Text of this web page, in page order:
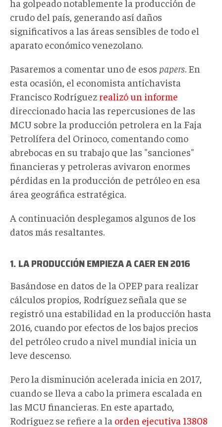
ha golpeado notablemente la producción de
crudo del país, generando así daños
significativos a las áreas sensibles de todo el
aparato económico venezolano.
Pasaremos a comentar uno de esos papers. En
esta ocasión, el economista antichavista
Francisco Rodríguez realizó un informe
direccionado hacia las repercusiones de las
MCU sobre la producción petrolera en la Faja
Petrolífera del Orinoco, comentando como
abrebocas en su trabajo que las "sanciones"
financieras y petroleras avivaron enormes
pérdidas en la producción de petróleo en esa
área geográfica estratégica.
A continuación desplegamos algunos de los
datos más resaltantes.
1. LA PRODUCCIÓN EMPIEZA A CAER EN 2016
Basándose en datos de la OPEP para realizar
cálculos propios, Rodríguez señala que se
registró una estabilidad en la producción hasta
2016, cuando por efectos de los bajos precios
del petróleo crudo a nivel mundial inicia un
leve descenso.
Pero la disminución acelerada inicia en 2017,
cuando se lleva a cabo la primera escalada en
las MCU financieras. En este apartado,
Rodríguez se refiere a la orden ejecutiva 13808